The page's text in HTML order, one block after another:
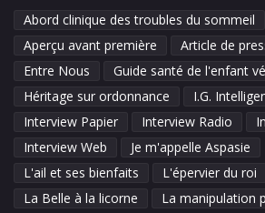
Abord clinique des troubles du sommeil
Aperçu avant première
Article de
Entre Nous
Guide santé de l'enfant
Héritage sur ordonnance
I.G.
Interview Papier
Interview Radio
Interview Web
Je m'appelle Aspasie
L'ail et ses bienfaits
L'épervier du roi
La Belle à la licorne
La manipulation